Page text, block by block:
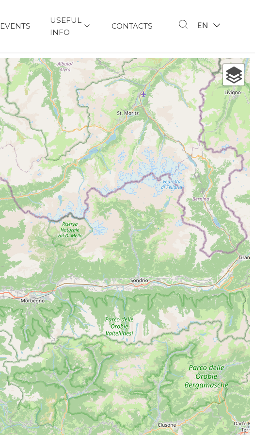
EVENTS
USEFUL
INFO
CONTACTS EN
SCARICA L'APP
PAGINE SOCIAL